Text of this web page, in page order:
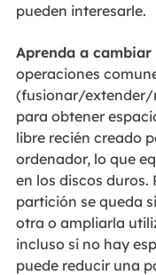
pueden interesarle.
Aprenda a
operaciones
(fusionar/extender/
para obtener
libre recién creado
ordenador, lo que
en los discos duros.
partición se queda
otra o ampliarla
incluso si no hay
puede reducir una